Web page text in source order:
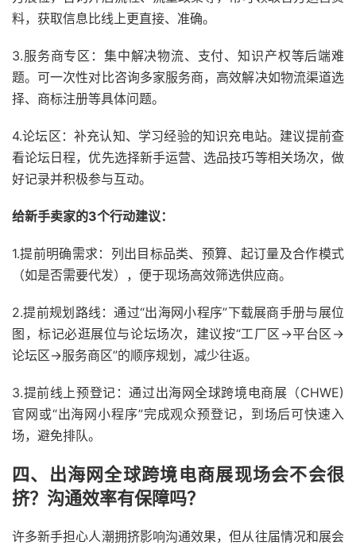
料，获取信息比线上更直接、准确。
3.服务商专区：集中解决物流、支付、知识产权等后端难
题。可一次性对比咨询多家服务商，高效解决如物流渠道选
择、商标注册等具体问题。
4.论坛区：补充认知、学习经验的知识充电站。建议提前查
看论坛日程，优先选择新手运营、选品技巧等相关场次，做
好记录并积极参与互动。
给新手卖家的3个行动建议：
1.提前明确需求：列出目标品类、预算、起订量及合作模式
（如是否需要代发），便于现场高效筛选供应商。
2.提前规划路线：通过“出海网小程序”下载展商手册与展位
图，标记必逛展位与论坛场次，建议按“工厂区→平台区→
论坛区→服务商区”的顺序规划，减少往返。
3.提前线上预登记：通过出海网全球跨境电商展（CHWE)
官网或“出海网小程序”完成观众预登记，到场后可快速入
场，避免排队。
四、出海网全球跨境电商展现场会不会很
挤？沟通效率有保障吗？
许多新手担心人潮拥挤影响沟通效果，但从往届情况和展会